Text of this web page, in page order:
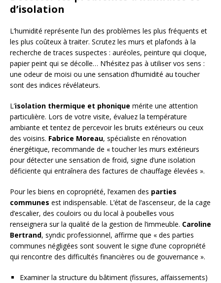
d’isolation
L’humidité représente l’un des problèmes les plus fréquents et
les plus coûteux à traiter. Scrutez les murs et plafonds à la
recherche de traces suspectes : auréoles, peinture qui cloque,
papier peint qui se décolle… N’hésitez pas à utiliser vos sens :
une odeur de moisi ou une sensation d’humidité au toucher
sont des indices révélateurs.
L’isolation thermique et phonique mérite une attention
particulière. Lors de votre visite, évaluez la température
ambiante et tentez de percevoir les bruits extérieurs ou ceux
des voisins. Fabrice Moreau, spécialiste en rénovation
énergétique, recommande de « toucher les murs extérieurs
pour détecter une sensation de froid, signe d’une isolation
déficiente qui entraînera des factures de chauffage élevées ».
Pour les biens en copropriété, l’examen des parties
communes est indispensable. L’état de l’ascenseur, de la cage
d’escalier, des couloirs ou du local à poubelles vous
renseignera sur la qualité de la gestion de l’immeuble. Caroline
Bertrand, syndic professionnel, affirme que « des parties
communes négligées sont souvent le signe d’une copropriété
qui rencontre des difficultés financières ou de gouvernance ».
Examiner la structure du bâtiment (fissures, affaissements)